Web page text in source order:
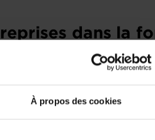
À propos des cookies
dans la
déterminante pour
de formation.
: